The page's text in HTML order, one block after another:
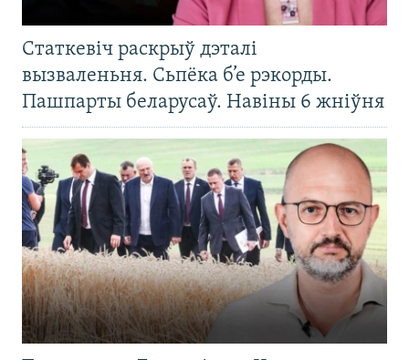
Статкевіч раскрыў дэталі
вызваленьня. Сьпёка б’е рэкорды.
Пашпарты беларусаў. Навіны 6 жніўня